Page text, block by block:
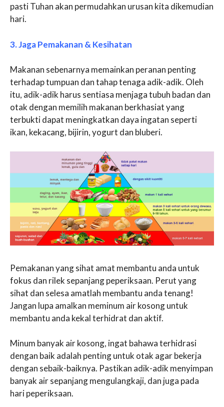
pasti Tuhan akan permudahkan urusan kita dikemudian
hari.
3. Jaga Pemakanan & Kesihatan
Makanan sebenarnya memainkan peranan penting
terhadap tumpuan dan tahap tenaga adik-adik. Oleh
itu, adik-adik harus sentiasa menjaga tubuh badan dan
otak dengan memilih makanan berkhasiat yang
terbukti dapat meningkatkan daya ingatan seperti
ikan, kekacang, bijirin, yogurt dan bluberi.
Pemakanan yang sihat amat membantu anda untuk
fokus dan rilek sepanjang peperiksaan. Perut yang
sihat dan selesa amatlah membantu anda tenang!
Jangan lupa amalkan meminum air kosong untuk
membantu anda kekal terhidrat dan aktif.
Minum banyak air kosong, ingat bahawa terhidrasi
dengan baik adalah penting untuk otak agar bekerja
dengan sebaik-baiknya. Pastikan adik-adik menyimpan
banyak air sepanjang mengulangkaji, dan juga pada
hari peperiksaan.